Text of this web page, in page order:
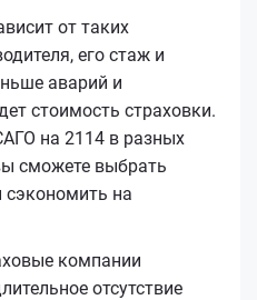
от таких
его стаж и
аварий и
стоимость страховки.
на 2114 в разных
сможете выбрать
сэкономить на
компании
отсутствие